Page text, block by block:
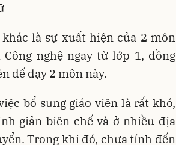
là sự xuất hiện của 2 môn
nghệ ngay từ lớp 1, đồng
để dạy 2 môn này.
bổ sung giáo viên là rất khó,
giản biên chế và ở nhiều địa
Trong khi đó, chưa tính đến